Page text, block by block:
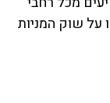
על שוק המניות